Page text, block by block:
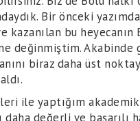
Bir önceki yazımda
kazanılan bu heyecanın
değinmiştim.
biraz daha üst
ile yaptığım
daha değerli ve